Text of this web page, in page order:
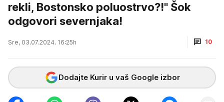
rekli, Bostonsko poluostrvo?!" Šok
odgovori severnjaka!
Sre, 03.07.2024. 16:25h 10
Dodajte Kurir u vaš Google izbor